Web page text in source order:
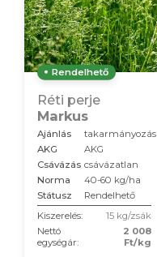
Rendelhető
Réti perje
Markus
Ajánlás
takarmányozás
AKG
AKG
Csávázás csávázatlan
Norma
40-60 kg/ha
Státusz
Rendelhető
Kiszerelés:
15 kg/zsák
Nettó
egységár:
2 008
Ft/kg